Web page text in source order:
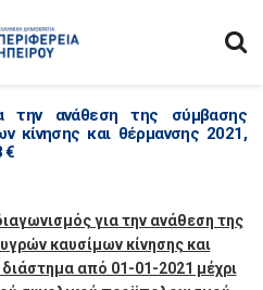
την ανάθεση της σύμβασης
κίνησης και θέρμανσης 2021,
€
για την ανάθεση της
καυσίμων κίνησης και
από 01-01-2021 μέχρι